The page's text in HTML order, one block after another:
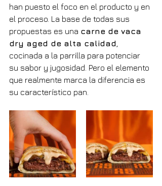
han puesto el foco en el producto y en
el proceso. La base de todas sus
propuestas es una carne de vaca
dry aged de alta calidad
cocinada a la parrilla para potenciar
su sabor y jugosidad. Pero el elemento
que realmente marca la diferencia es
su característico pan.